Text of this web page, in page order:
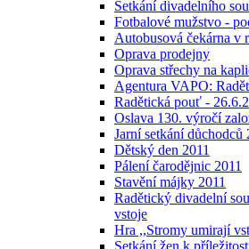
Setkání divadelního
Fotbalové mužstvo -
Autobusová čekárna v
Oprava prodejny
Oprava střechy na
Agentura VAPO:
Radětická pouť -
Oslava 130. výročí
Jarní setkání důchodců
Dětský den 2011
Pálení čarodějnic 2011
Stavění májky 2011
Radětický divadelní
vstoje
Hra ,,Stromy umirají
Setkání žen k